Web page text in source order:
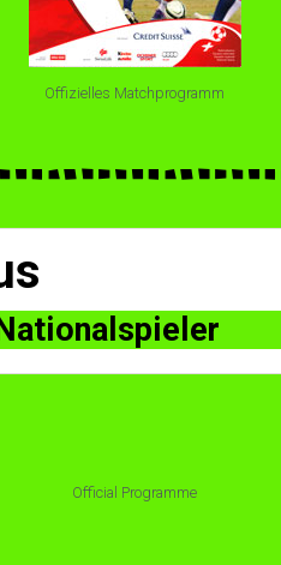
Offizielles Matchprogramm
Official Programme